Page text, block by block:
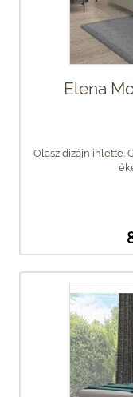
Elena
Olasz dizájn ihlette.